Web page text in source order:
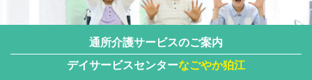
通所介護サービスのご案内
デイサービスセンターなごやか狛江